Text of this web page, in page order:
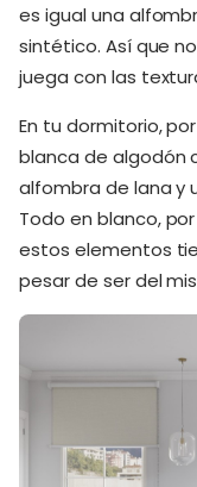
es igual una
sintético. Así que
juega con las
En tu dormitorio,
blanca de algodón
alfombra de lana y
Todo en blanco,
estos elementos
pesar de ser del